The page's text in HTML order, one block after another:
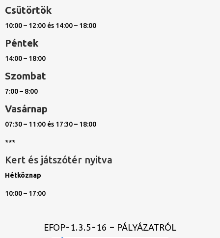
Csütörtök
10:00 – 12:00 és 14:00 – 18:00
Péntek
14:00 – 18:00
Szombat
7:00 – 8:00
Vasárnap
07:30 – 11:00 és 17:30 – 18:00
***
Kert és játszótér nyitva
Hétköznap
10:00 – 17:00
EFOP-1.3.5-16 – PÁLYÁZATRÓL